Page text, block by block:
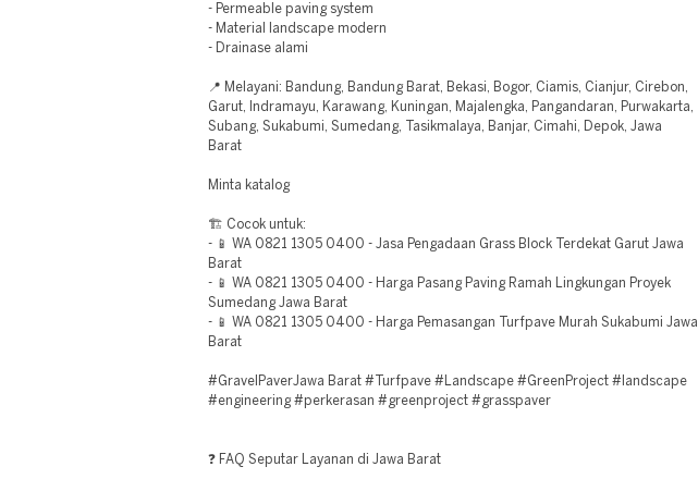
- Permeable paving system
- Material landscape modern
- Drainase alami
📍 Melayani: Bandung, Bandung Barat, Bekasi, Bogor, Ciamis, Cianjur, Cirebon,
Garut, Indramayu, Karawang, Kuningan, Majalengka, Pangandaran, Purwakarta,
Subang, Sukabumi, Sumedang, Tasikmalaya, Banjar, Cimahi, Depok, Jawa
Barat
Minta katalog
🏗️ Cocok untuk:
- 📱 WA 0821 1305 0400 - Jasa Pengadaan Grass Block Terdekat Garut Jawa
Barat
- 📱 WA 0821 1305 0400 - Harga Pasang Paving Ramah Lingkungan Proyek
Sumedang Jawa Barat
- 📱 WA 0821 1305 0400 - Harga Pemasangan Turfpave Murah Sukabumi Jawa
Barat
#GravelPaverJawa Barat #Turfpave #Landscape #GreenProject #landscape
#engineering #perkerasan #greenproject #grasspaver
❓ FAQ Seputar Layanan di Jawa Barat